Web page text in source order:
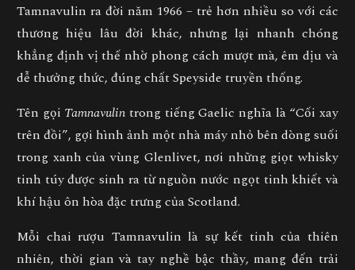
Tamnavulin ra đời năm 1966 – trẻ hơn nhiều so với các
thương hiệu lâu đời khác, nhưng lại nhanh chóng
khẳng định vị thế nhờ phong cách mượt mà, êm dịu và
dễ thưởng thức, đúng chất Speyside truyền thống.
Tên gọi Tamnavulin trong tiếng Gaelic nghĩa là “Cối xay
trên đồi”, gợi hình ảnh một nhà máy nhỏ bên dòng suối
trong xanh của vùng Glenlivet, nơi những giọt whisky
tinh túy được sinh ra từnguồn nước ngọt tinh khiết và
khí hậu ôn hòa đặc trưng của Scotland.
Mỗi chai rượu Tamnavulin là sự kết tinh của thiên
nhiên, thời gian và tay nghề bậc thầy, mang đến trải